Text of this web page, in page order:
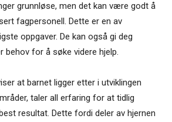
grunnløse, men det kan være godt å
fagpersonell. Dette er en av
oppgaver. De kan også gi deg
behov for å søke videre hjelp.
at barnet ligger etter i utviklingen
taler all erfaring for at tidlig
resultat. Dette fordi deler av hjernen